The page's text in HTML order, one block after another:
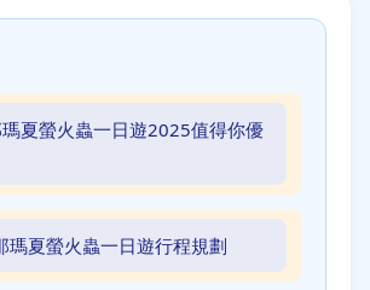
夏螢火蟲一日遊2025值得你優
瑪夏螢火蟲一日遊行程規劃